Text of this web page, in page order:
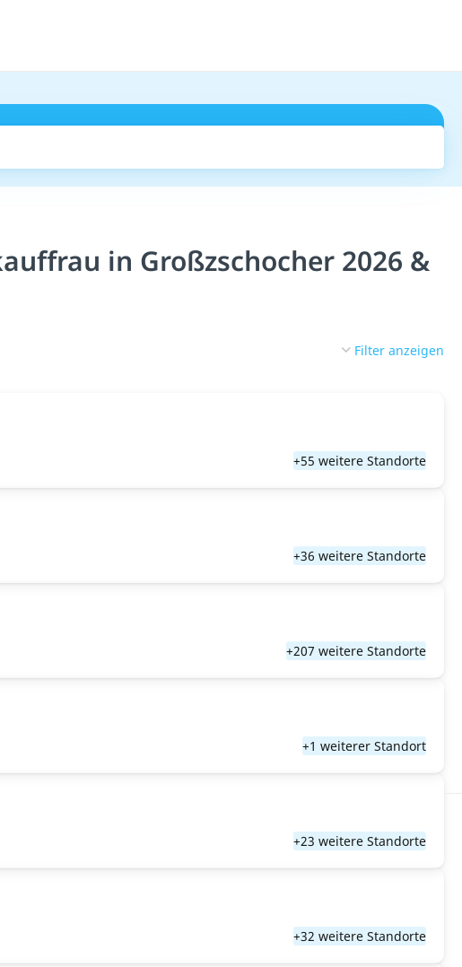
in Großzschocher 2026 &
Filter anzeigen
+55 weitere Standorte
+36 weitere Standorte
+207 weitere Standorte
+1 weiterer Standort
+23 weitere Standorte
+32 weitere Standorte